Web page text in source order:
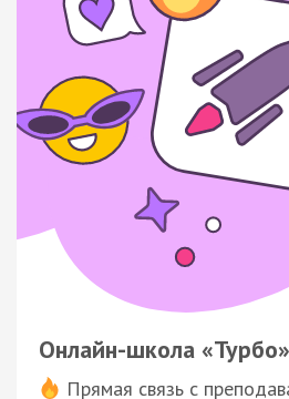
Онлайн-школа «Турбо»
Прямая связь с